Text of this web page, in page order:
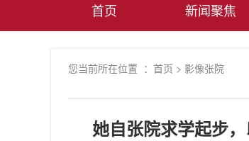
首页 新闻聚焦
您当前所在位置 ： 首页 > 影像张院
她自张院求学起步